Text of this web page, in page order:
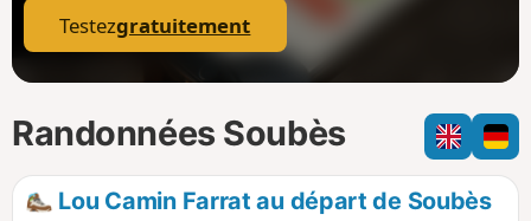
Testezgratuitement
Randonnées Soubès
Lou Camin Farrat au départ de Soubès